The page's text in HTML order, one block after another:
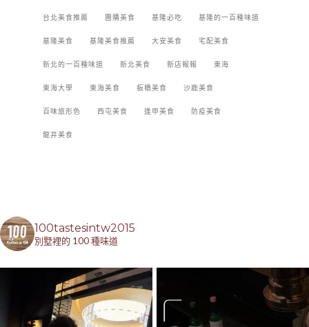
台北美食推薦 團購美食 基隆必吃 基隆的一百種味道
基隆美食 基隆美食推薦 大安美食 宅配美食
新北的一百種味道 新北美食 新店報報 東海
東海大學 東海美食 板橋美食 沙鹿美食
百味旅形色 西屯美食 逢甲美食 防疫美食
龍井美食
100tastesintw2015
別墅裡的 100 種味道